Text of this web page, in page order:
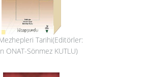
Tarihi(Editörler:
ONAT-Sönmez KUTLU)